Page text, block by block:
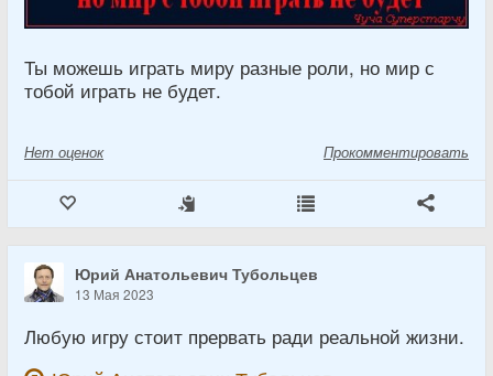
Ты можешь играть миру разные роли, но мир с
тобой играть не будет.
Нет оценок Прокомментировать
Юрий Анатольевич Тубольцев
13 Мая 2023
Любую игру стоит прервать ради реальной жизни.